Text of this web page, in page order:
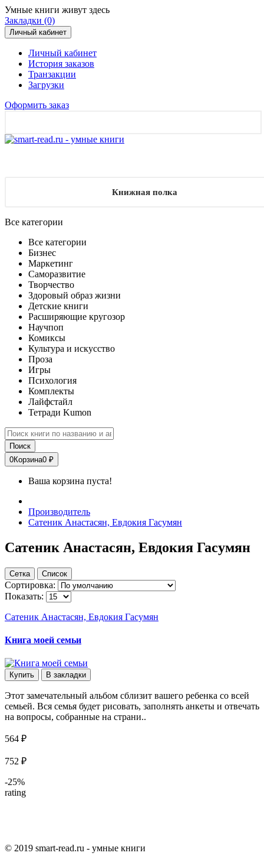
Умные книги живут здесь
Закладки (0)
Личный кабинет
Личный кабинет
История заказов
Транзакции
Загрузки
Оформить заказ
Книжная полка
Все категории
Все категории
Бизнес
Маркетинг
Саморазвитие
Творчество
Здоровый образ жизни
Детские книги
Расширяющие кругозор
Научпоп
Комиксы
Культура и искусство
Проза
Игры
Психология
Комплекты
Лайфстайл
Тетради Kumon
Поиск
0Корзина0 ₽
Ваша корзина пуста!
Производитель
Сатеник Анастасян, Евдокия Гасумян
Сатеник Анастасян, Евдокия Гасумян
Сетка Список
Сортировка:
Показать:
Сатеник Анастасян, Евдокия Гасумян
Книга моей семьи
Купить В закладки
Этот замечательный альбом сблизит вашего ребенка со всей
семьей. Вся семья будет рисовать, заполнять анкеты и отвечать
на вопросы, собранные на страни..
564 ₽
752 ₽
-25%
rating
© 2019 smart-read.ru - умные книги